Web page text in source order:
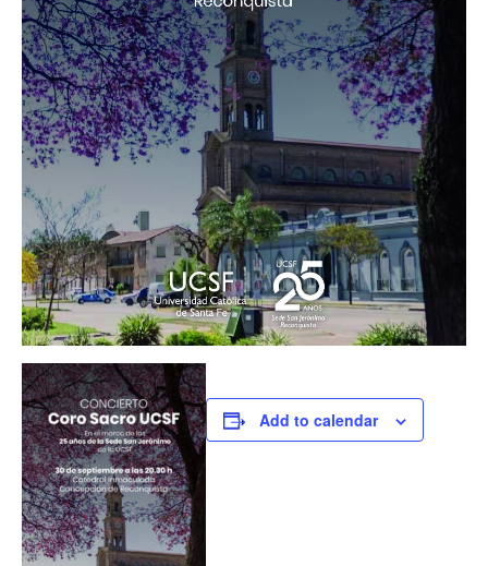
Add to calendar